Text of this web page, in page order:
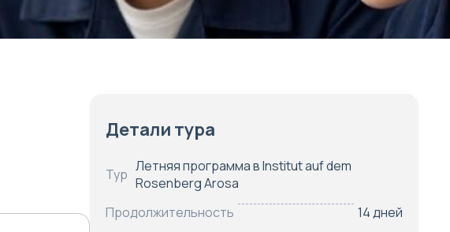
Детали тура
Тур Летняя программа в Institut auf dem
Rosenberg Arosa
Продолжительность
14 дней